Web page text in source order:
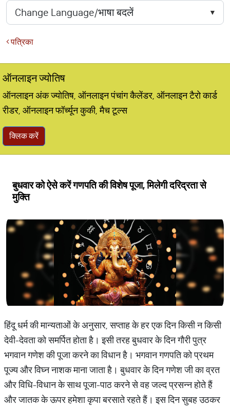
पत्रिका
ऑनलाइन ज्योतिष
ऑनलाइन अंक ज्योतिष, ऑनलाइन पंचांग कैलेंडर, ऑनलाइन टैरो कार्ड
रीडर, ऑनलाइन फॉर्च्यून कुकी, मैच टूल्स
क्लिक करें
बुधवार को ऐसे करें गणपति की विशेष पूजा, मिलेगी दरिद्रता से
मुक्ति
हिंदू धर्म की मान्यताओं के अनुसार, सप्ताह के हर एक दिन किसी न किसी
देवी-देवता को समर्पित होता है। इसी तरह बुधवार के दिन गौरी पुत्र
भगवान गणेश की पूजा करने का विधान है। भगवान गणपति को प्रथम
पूज्य और विघ्न नाशक माना जाता है। बुधवार के दिन गणेश जी का व्रत
और विधि-विधान के साथ पूजा-पाठ करने से वह जल्द प्रसन्न होते हैं
और जातक के ऊपर हमेशा कृपा बरसाते रहते हैं। इस दिन सुबह उठकर